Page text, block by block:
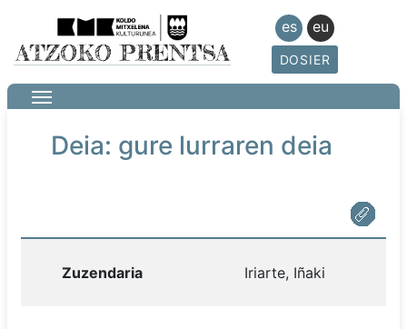
es eu
DOSIER
Deia: gure lurraren deia
Zuzendaria Iriarte, Iñaki